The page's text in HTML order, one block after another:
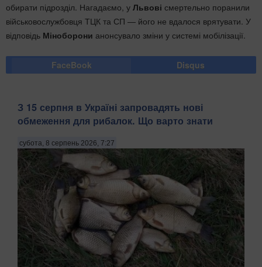
обирати підрозділ. Нагадаємо, у Львові смертельно поранили
військовослужбовця ТЦК та СП — його не вдалося врятувати. У
відповідь Міноборони анонсувало зміни у системі мобілізації.
FaceBook Disqus
З 15 серпня в Україні запровадять нові
обмеження для рибалок. Що варто знати
субота, 8 серпень 2026, 7:27